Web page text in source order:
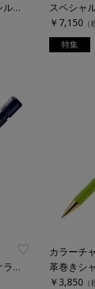
スペシャル ミニ ペンシル ０．７ｍｍ
￥7,150 （
特集
【限定】サファリ メテオラ シャープペンシル
カラーチ
革巻きシ
￥3,850 （